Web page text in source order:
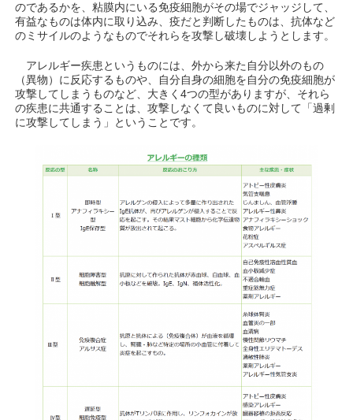
のであるかを、粘膜内にいる免疫細胞がその場でジャッジして、
有益なものは体内に取り込み、疫だと判断したものは、抗体など
のミサイルのようなものでそれらを攻撃し破壊しようとします。
アレルギー疾患というものには、外から来た自分以外のもの
（異物）に反応するものや、自分自身の細胞を自分の免疫細胞が
攻撃してしまうものなど、大きく4つの型がありますが、それら
の疾患に共通することは、攻撃しなくて良いものに対して「過剰
に攻撃してしまう」ということです。